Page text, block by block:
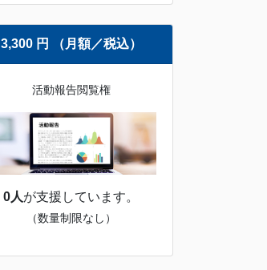
3,300 円 （月額／税込）
活動報告閲覧権
0人が支援しています。
（数量制限なし）